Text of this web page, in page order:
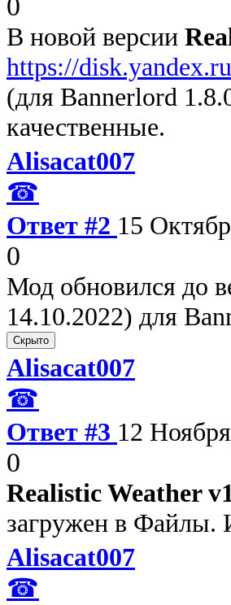
В новой версии
https://
(для Bannerlord
качественные.
Alisacat007
☎
Ответ #2 15
0
Мод обновился до
14.10.2022) для
Alisacat007
☎
Ответ #3 12
0
Realistic Weather
загружен в Файлы.
Alisacat007
☎